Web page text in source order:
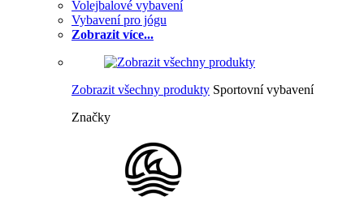
Volejbalové vybavení
Vybavení pro jógu
Zobrazit více...
Zobrazit všechny produkty Sportovní vybavení
Značky